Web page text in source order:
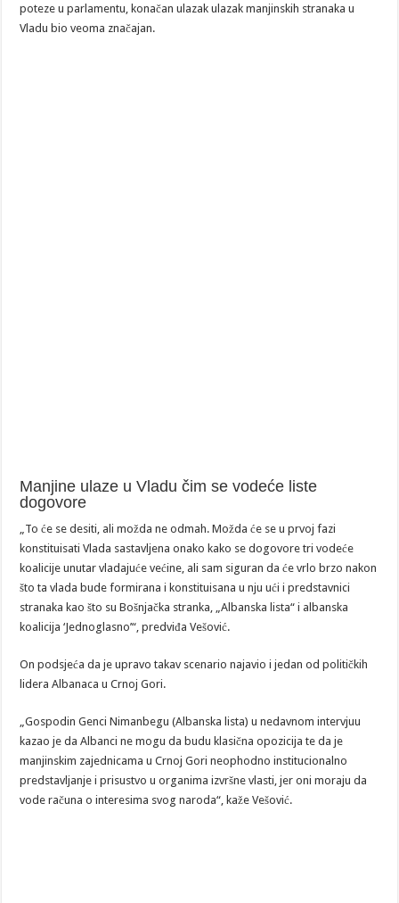
poteze u parlamentu, konačan ulazak ulazak manjinskih stranaka u
Vladu bio veoma značajan.
Manjine ulaze u Vladu čim se vodeće liste
dogovore
„To će se desiti, ali možda ne odmah. Možda će se u prvoj fazi
konstituisati Vlada sastavljena onako kako se dogovore tri vodeće
koalicije unutar vladajuće većine, ali sam siguran da će vrlo brzo nakon
što ta vlada bude formirana i konstituisana u nju ući i predstavnici
stranaka kao što su Bošnjačka stranka, „Albanska lista“ i albanska
koalicija ‘Jednoglasno’“, predviđa Vešović.
On podsjeća da je upravo takav scenario najavio i jedan od političkih
lidera Albanaca u Crnoj Gori.
„Gospodin Genci Nimanbegu (Albanska lista) u nedavnom intervjuu
kazao je da Albanci ne mogu da budu klasična opozicija te da je
manjinskim zajednicama u Crnoj Gori neophodno institucionalno
predstavljanje i prisustvo u organima izvršne vlasti, jer oni moraju da
vode računa o interesima svog naroda“, kaže Vešović.